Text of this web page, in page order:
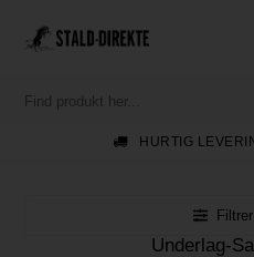
GRATIS FRAGT TIL
Underlag-